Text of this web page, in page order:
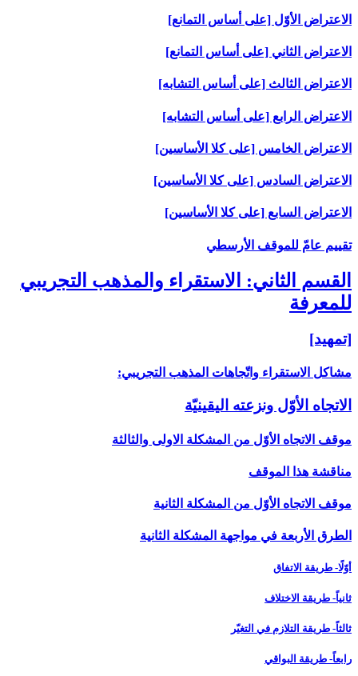
الاعتراض الأوّل [على أساس التمانع‏]
الاعتراض الثاني [على أساس التمانع‏]
الاعتراض الثالث [على أساس التشابه‏]
الاعتراض الرابع [على أساس التشابه‏]
الاعتراض الخامس [على كلا الأساسين‏]
الاعتراض السادس [على كلا الأساسين‏]
الاعتراض السابع [على كلا الأساسين‏]
تقييم عامّ للموقف الأرسطي
القسم الثاني: الاستقراء والمذهب التجريبي
للمعرفة
[تمهيد]
مشاكل الاستقراء واتّجاهات المذهب التجريبي:
الاتجاه الأوّل ونزعته اليقينيّة
موقف الاتجاه الأوّل من المشكلة الاولى والثالثة
مناقشة هذا الموقف
موقف الاتجاه الأوّل من المشكلة الثانية
الطرق الأربعة في مواجهة المشكلة الثانية
أوّلًا- طريقة الاتفاق
ثانياً- طريقة الاختلاف
ثالثاً- طريقة التلازم في التغيّر
رابعاً- طريقة البواقي